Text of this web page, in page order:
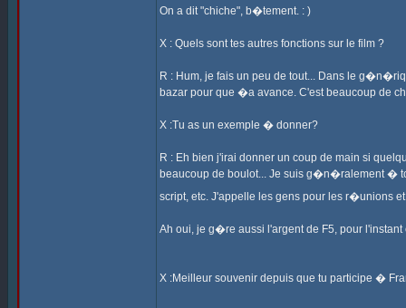
On a dit "chiche", b�tement. : )
X : Quels sont tes autres fonctions sur le film ?
R : Hum, je fais un peu de tout... Dans le
bazar pour que �a avance. C'est beaucoup de
X :Tu as un exemple � donner?
R : Eh bien j'irai donner un coup de main si
beaucoup de boulot... Je suis g�n�ralement �
script, etc. J'appelle les gens pour les r�unions
Ah oui, je g�re aussi l'argent de F5, pour
X :Meilleur souvenir depuis que tu participe �